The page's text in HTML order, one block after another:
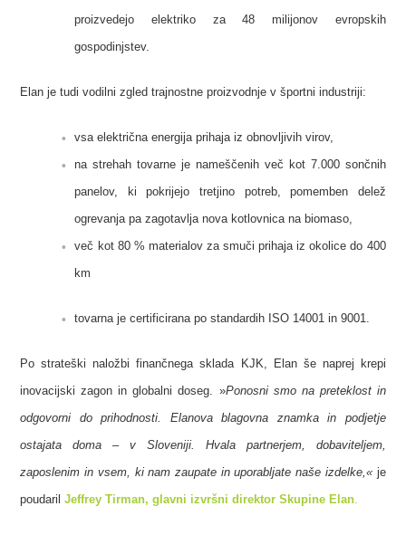
proizvedejo elektriko za 48 milijonov evropskih
gospodinjstev.
Elan je tudi vodilni zgled trajnostne proizvodnje v športni industriji:
vsa električna energija prihaja iz obnovljivih virov,
na strehah tovarne je nameščenih več kot 7.000 sončnih
panelov, ki pokrijejo tretjino potreb, pomemben delež
ogrevanja pa zagotavlja nova kotlovnica na biomaso,
več kot 80 % materialov za smuči prihaja iz okolice do 400
km
tovarna je certificirana po standardih ISO 14001 in 9001.
Po strateški naložbi finančnega sklada KJK, Elan še naprej krepi
inovacijski zagon in globalni doseg. »Ponosni smo na preteklost in
odgovorni do prihodnosti. Elanova blagovna znamka in podjetje
ostajata doma – v Sloveniji. Hvala partnerjem, dobaviteljem,
zaposlenim in vsem, ki nam zaupate in uporabljate naše izdelke,«je
poudarilJeffrey Tirman, glavni izvršni direktor Skupine Elan